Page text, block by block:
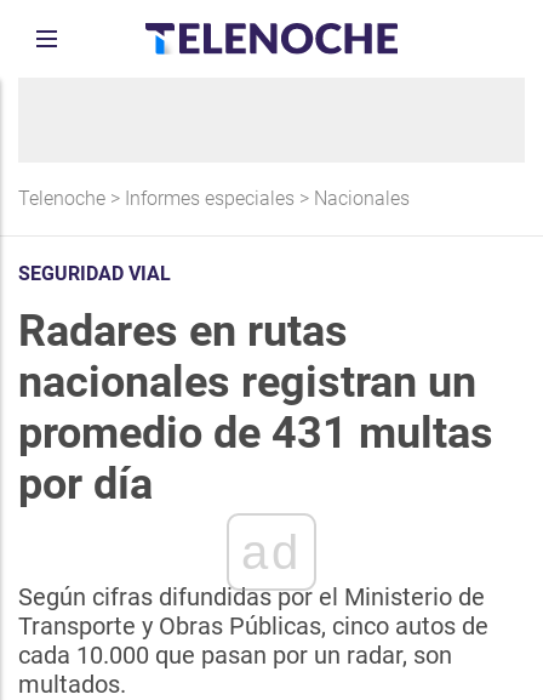
Telenoche > Informes especiales > Nacionales
SEGURIDAD VIAL
Radares en rutas
nacionales registran un
promedio de 431 multas
por día
ad
Según cifras difundidas por el Ministerio de
Transporte y Obras Públicas, cinco autos de
cada 10.000 que pasan por un radar, son
multados.